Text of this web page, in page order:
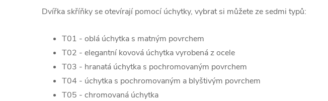
Dvířka skříňky se otevírají pomocí úchytky, vybrat si můžete ze sedmi typů:
T01 - oblá úchytka s matným povrchem
T02 - elegantní kovová úchytka vyrobená z ocele
T03 - hranatá úchytka s pochromovaným povrchem
T04 - úchytka s pochromovaným a blyštivým povrchem
T05 - chromovaná úchytka